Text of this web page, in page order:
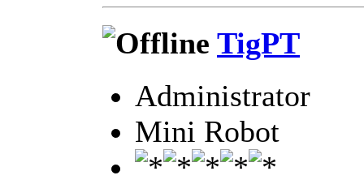
TigPT
Administrator
Mini Robot